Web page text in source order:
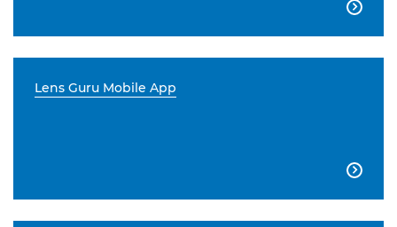

Lens Guru Mobile App
